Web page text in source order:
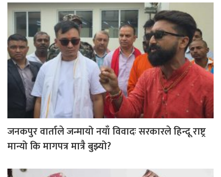
जनकपुर वार्ताले जन्मायो नयाँ विवादः सरकारले हिन्दू राष्ट्र
मान्यो कि मागपत्र मात्रै बुझ्यो?